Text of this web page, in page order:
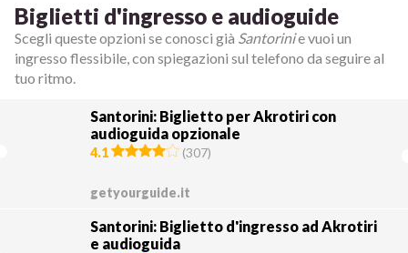
Biglietti d'ingresso e audioguide
Scegli queste opzioni se conosci già Santorinie vuoi un
ingresso flessibile, con spiegazioni sul telefono da seguire al
tuo ritmo.
Santorini: Biglietto per Akrotiri con
audioguida opzionale
4.1 (307)
getyourguide.it
Santorini: Biglietto d'ingresso ad Akrotiri
e audioguida